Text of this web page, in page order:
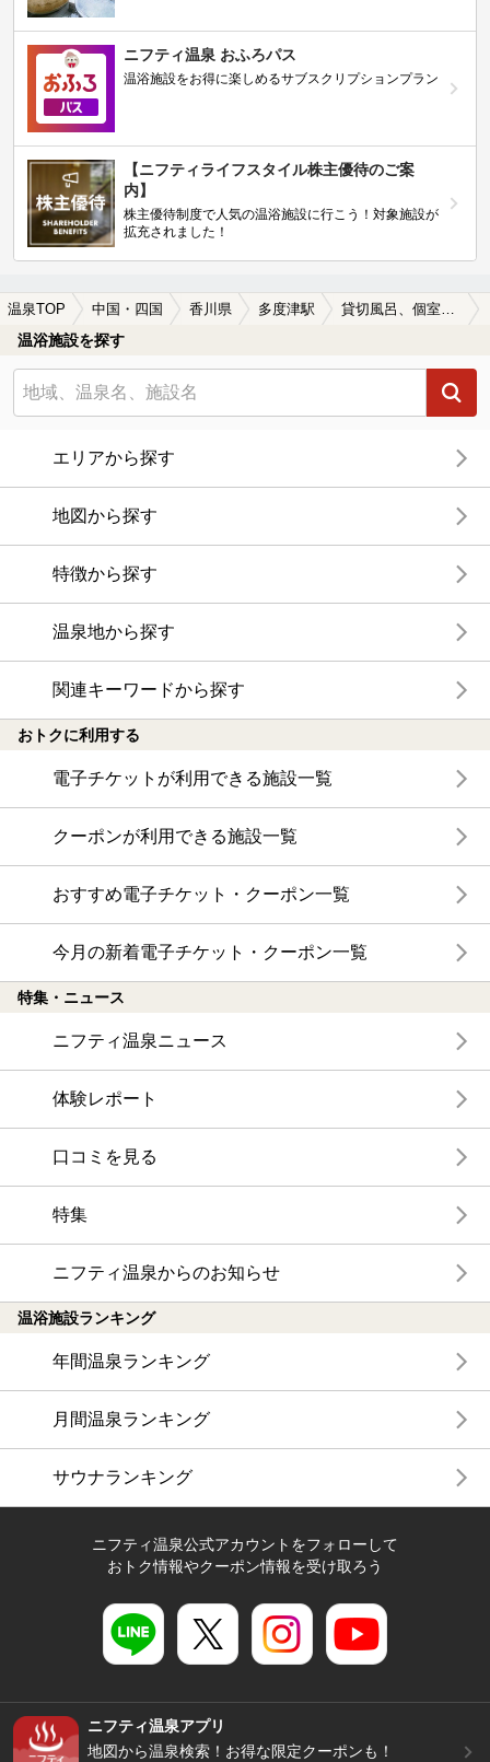
ニフティ温泉 おふろパス
温浴施設をお得に楽しめるサブスクリプションプラン
【ニフティライフスタイル株主優待のご案
内】
株主優待制度で人気の温浴施設に行こう！対象施設が
拡充されました！
温泉TOP 中国・四国 香川県 多度津駅 貸切風呂、個室風呂付きの多度津駅近くの温泉、日帰り温泉、スーパー銭湯おすすめ
温浴施設を探す
エリアから探す
地図から探す
特徴から探す
温泉地から探す
関連キーワードから探す
おトクに利用する
電子チケットが利用できる施設一覧
クーポンが利用できる施設一覧
おすすめ電子チケット・クーポン一覧
今月の新着電子チケット・クーポン一覧
特集・ニュース
ニフティ温泉ニュース
体験レポート
口コミを見る
特集
ニフティ温泉からのお知らせ
温浴施設ランキング
年間温泉ランキング
月間温泉ランキング
サウナランキング
ニフティ温泉公式アカウントをフォローして
おトク情報やクーポン情報を受け取ろう
ニフティ温泉アプリ
地図から温泉検索！お得な限定クーポンも！